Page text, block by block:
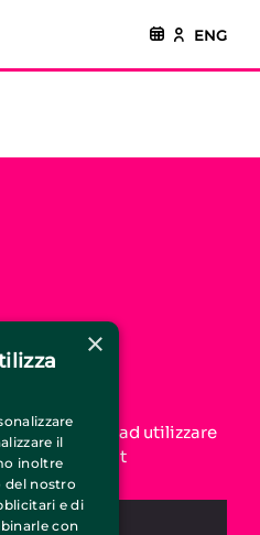
ENG
e inizia ad utilizzare
CircusTicket.it
×
il
inoltre
del nostro
e di
con